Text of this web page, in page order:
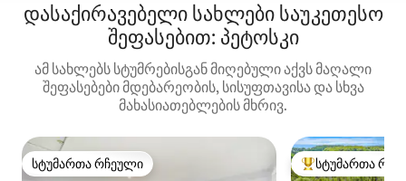
დასაქირავებელი სახლები საუკეთესო
შეფასებით: პეტოსკი
ამ სახლებს სტუმრებისგან მიღებული აქვს მაღალი
შეფასებები მდებარეობის, სისუფთავისა და სხვა
მახასიათებლების მხრივ.
სტუმართა რჩეული
სტუმართა რჩეული სტუმართა
სტუმართა